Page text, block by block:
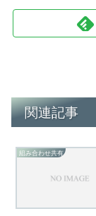
関連記事
組み合わせ共有